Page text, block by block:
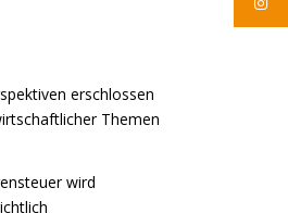
erschlossen
Themen
wird